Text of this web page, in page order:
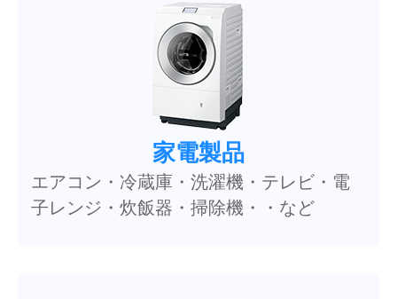
家電製品
エアコン・冷蔵庫・洗濯機・テレビ・電
子レンジ・炊飯器・掃除機・・など